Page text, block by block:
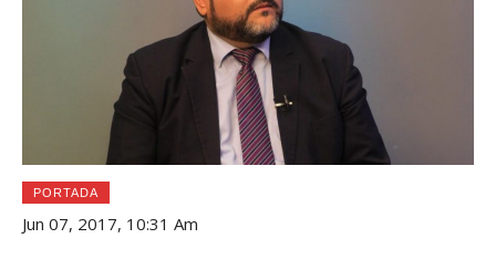
PORTADA
Jun 07, 2017, 10:31 Am